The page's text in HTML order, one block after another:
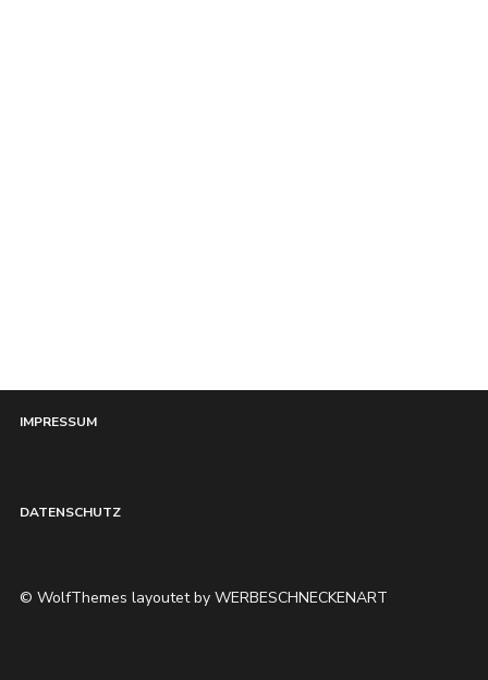
IMPRESSUM
DATENSCHUTZ
© WolfThemes layoutet by WERBESCHNECKENART